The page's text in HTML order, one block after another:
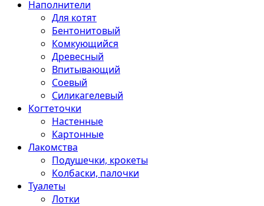
Наполнители
Для котят
Бентонитовый
Комкующийся
Древесный
Впитывающий
Соевый
Силикагелевый
Когтеточки
Настенные
Картонные
Лакомства
Подушечки, крокеты
Колбаски, палочки
Туалеты
Лотки